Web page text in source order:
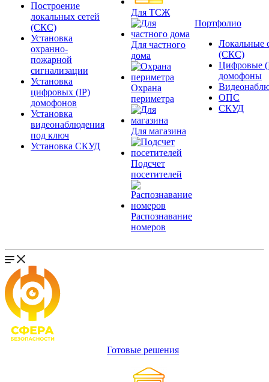
Построение
локальных сетей
(СКС)
Установка
охранно-
пожарной
сигнализации
Установка
цифровых (IP)
домофонов
Установка
видеонаблюдения
под ключ
Установка СКУД
Для ТСЖ
Для частного
дома
Охрана
периметра
Для магазина
Подсчет
посетителей
Распознавание
номеров
Портфолио
Локальные
(СКС)
Цифровые
домофоны
ОПС
СКУД
Готовые решения